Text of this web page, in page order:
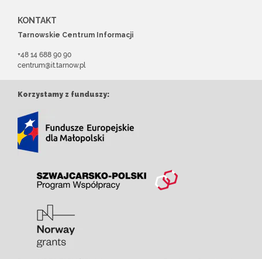
KONTAKT
Tarnowskie Centrum Informacji
+48 14 688 90 90
centrum@it.tarnow.pl
Korzystamy z funduszy: